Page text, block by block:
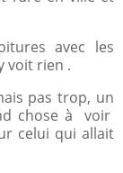
avec les
voit rien .
pas trop, un
chose à voir
celui qui allait